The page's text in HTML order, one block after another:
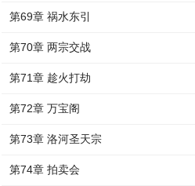
第69章 祸水东引
第70章 两宗交战
第71章 趁火打劫
第72章 万宝阁
第73章 洛河圣天宗
第74章 拍卖会